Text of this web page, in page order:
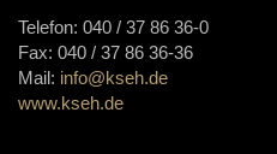
Telefon: 040 / 37 86 36-0
Fax: 040 / 37 86 36-36
Mail: info@kseh.de
www.kseh.de